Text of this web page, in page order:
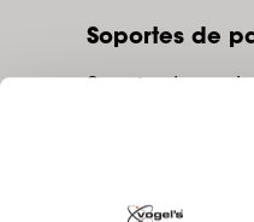
Soportes de
Soportes de suelo
Soportes de techo